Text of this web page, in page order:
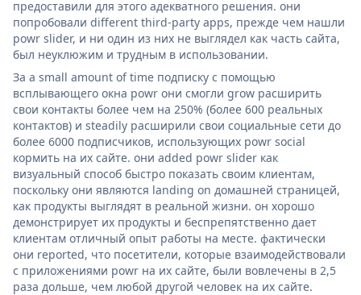
предоставили для этого адекватного решения. они
попробовали different third-party apps, прежде чем нашли
powr slider, и ни один из них не выглядел как часть сайта,
был неуклюжим и трудным в использовании.
За a small amount of time подписку с помощью
всплывающего окна powr они смогли grow расширить
свои контакты более чем на 250% (более 600 реальных
контактов) и steadily расширили свои социальные сети до
более 6000 подписчиков, использующих powr social
кормить на их сайте. они added powr slider как
визуальный способ быстро показать своим клиентам,
поскольку они являются landing on домашней страницей,
как продукты выглядят в реальной жизни. он хорошо
демонстрирует их продукты и беспрепятственно дает
клиентам отличный опыт работы на месте. фактически
они reported, что посетители, которые взаимодействовали
с приложениями powr на их сайте, были вовлечены в 2,5
раза дольше, чем любой другой человек на их сайте.